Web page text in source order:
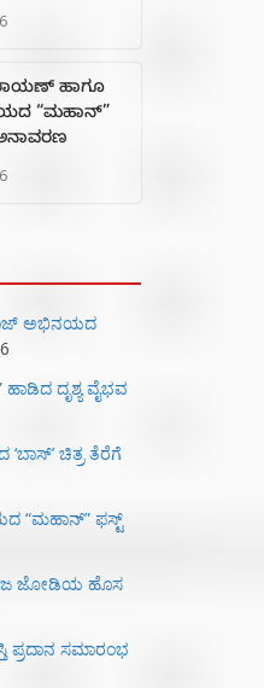
ಹಾಗೂ
“ಮಹಾನ್”
ಅಭಿನಯದ
ದೃಶ್ಯ ವೈಭವ
ಚಿತ್ರ ತೆರೆಗೆ
“ಮಹಾನ್” ಫಸ್ಟ್
ಜೋಡಿಯ ಹೊಸ
ಪ್ರದಾನ ಸಮಾರಂಭ